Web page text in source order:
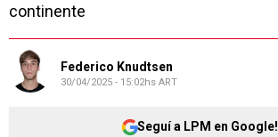
continente
Federico Knudtsen
30/04/2025 - 15:02hs ART
Seguí a LPM en Google!